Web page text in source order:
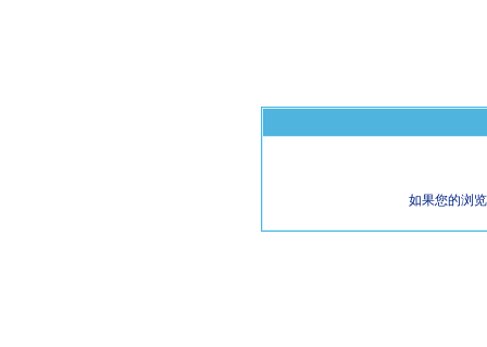
如果您的浏